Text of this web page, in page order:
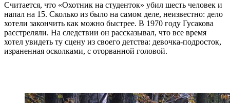
Считается, что «Охотник на студенток» убил шесть человек и
напал на 15. Сколько из было на самом деле, неизвестно: дело
хотели закончить как можно быстрее. В 1970 году Гусакова
расстреляли. На следствии он рассказывал, что все время
хотел увидеть ту сцену из своего детства: девочка-подросток,
израненная осколками, с оторванной головой.